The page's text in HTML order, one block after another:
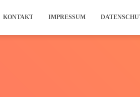
KONTAKT IMPRESSUM